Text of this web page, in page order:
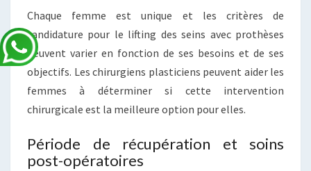
Chaque femme est unique et les critères de
candidature pour le lifting des seins avec prothèses
peuvent varier en fonction de ses besoins et de ses
objectifs. Les chirurgiens plasticiens peuvent aider les
femmes à déterminer si cette intervention
chirurgicale est la meilleure option pour elles.
Période de récupération et soins
post-opératoires